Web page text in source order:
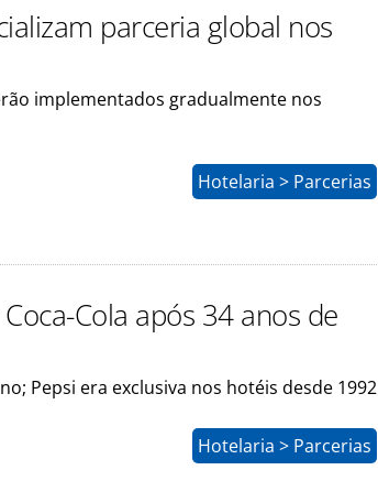
parceria global nos
implementados gradualmente nos
Hotelaria > Parcerias
Cola após 34 anos de
Pepsi era exclusiva nos hotéis desde 1992
Hotelaria > Parcerias